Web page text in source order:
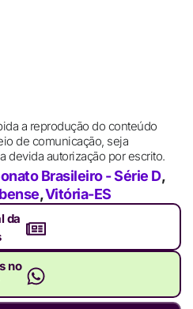
a reprodução do conteúdo
de comunicação, seja
devida autorização por escrito.
Brasileiro - Série D,
,Vitória-ES
da
no